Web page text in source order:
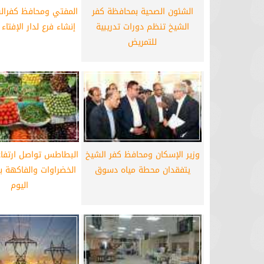
الشئون الصحية بمحافظة كفر
الشيخ تنظم دورات تدريبية
للتمريض
المفتي ومحافظ
إنشاء فرع لدار
وزير الإسكان ومحافظ كفر الشيخ
يتفقدان محطة مياه دسوق
البطاطس تواصل
الخضراوات والفاكهة
اليوم
برشلونة يستعيد سلاحا مهما بعد صدمة
كأس العالم
موعد سفر بعثة